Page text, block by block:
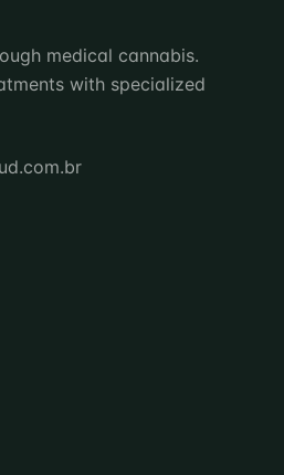
medical cannabis.
with specialized